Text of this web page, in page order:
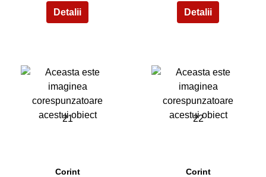
21
Corint
22
Corint